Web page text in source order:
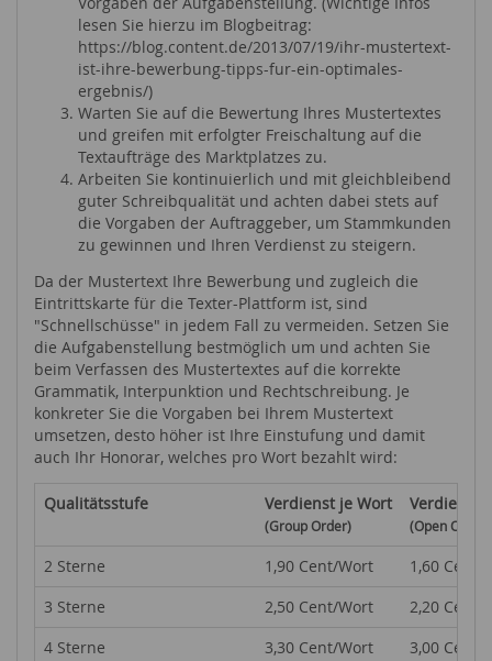
lesen Sie hierzu im Blogbeitrag:
https://blog.content.de/2013/07/19/ihr-mustertext-
ist-ihre-bewerbung-tipps-fur-ein-optimales-
ergebnis/)
Warten Sie auf die Bewertung Ihres Mustertextes
und greifen mit erfolgter Freischaltung auf die
Textaufträge des Marktplatzes zu.
Arbeiten Sie kontinuierlich und mit gleichbleibend
guter Schreibqualität und achten dabei stets auf
die Vorgaben der Auftraggeber, um Stammkunden
zu gewinnen und Ihren Verdienst zu steigern.
Da der Mustertext Ihre Bewerbung und zugleich die
Eintrittskarte für die Texter-Plattform ist, sind
"Schnellschüsse" in jedem Fall zu vermeiden. Setzen Sie
die Aufgabenstellung bestmöglich um und achten Sie
beim Verfassen des Mustertextes auf die korrekte
Grammatik, Interpunktion und Rechtschreibung. Je
konkreter Sie die Vorgaben bei Ihrem Mustertext
umsetzen, desto höher ist Ihre Einstufung und damit
auch Ihr Honorar, welches pro Wort bezahlt wird:
Qualitätsstufe Verdienst je Wort
(Group Order)
Verdienst
(Open Order)
2 Sterne 1,90 Cent/Wort
1,60 Cent/
3 Sterne
2,50 Cent/Wort
2,20 Cent/
4 Sterne
3,30 Cent/Wort
3,00 Cent/